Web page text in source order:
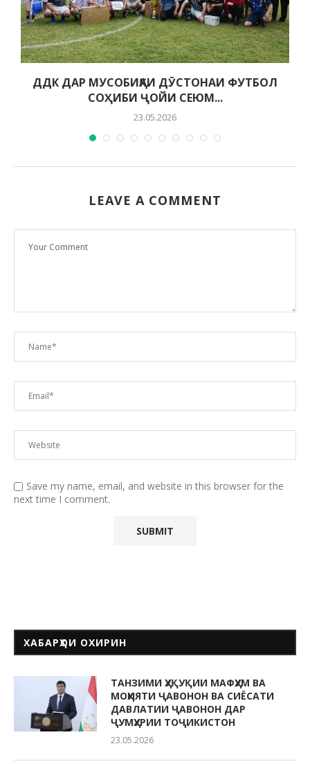
ДДК ДАР МУСОБИҚАИ ДӮСТОНАИ ФУТБОЛ
СОҲИБИ ҶОЙИ СЕЮМ...
23.05.2026
LEAVE A COMMENT
Save my name, email, and website in this browser for the
next time I comment.
ХАБАРҲОИ ОХИРИН
ТАНЗИМИ ҲУҚУҚИИ МАФҲУМ ВА
МОҲИЯТИ ҶАВОНОН ВА СИЁСАТИ
ДАВЛАТИИ ҶАВОНОН ДАР
ҶУМҲУРИИ ТОҶИКИСТОН
23.05.2026